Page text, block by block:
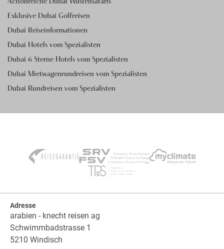
Exklusive Dubai Golfreisen
Dubai Reiseinformationen
Dubai Hotels vom Spezialisten
Dubai 6 Sterne Hotels vom Spezialisten
Dubai Mietwagenrundreisen vom Spezialisten
Dubai Rundreisen vom Spezialisten
Adresse
arabien - knecht reisen ag
Schwimmbadstrasse 1
5210 Windisch